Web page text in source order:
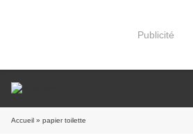
Publicité
Accueil » papier toilette